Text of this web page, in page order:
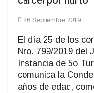
26 Septiembre 2019
El día 25 de los
Nro. 799/2019 del
Instancia de 5o
comunica la
años de edad,